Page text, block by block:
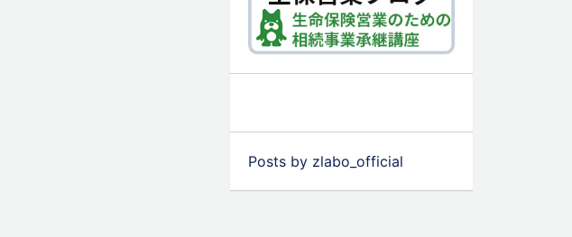
Posts by zlabo_official